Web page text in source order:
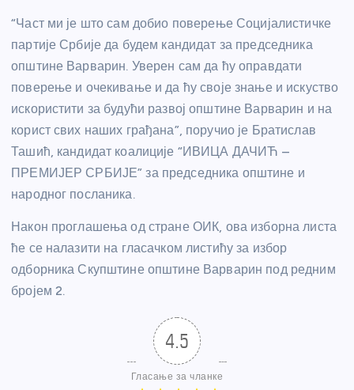
“Част ми је што сам добио поверење Социјалистичке
партије Србије да будем кандидат за председника
општине Варварин. Уверен сам да ћу оправдати
поверење и очекивање и да ћу своје знање и искуство
искористити за будући развој општине Варварин и на
корист свих наших грађана”, поручио је Братислав
Ташић, кандидат коалиције “ИВИЦА ДАЧИЋ –
ПРЕМИЈЕР СРБИЈЕ” за председника општине и
народног посланика.
Након проглашења од стране ОИК, ова изборна листа
ће се налазити на гласачком листићу за избор
одборника Скупштине општине Варварин под редним
бројем 2.
4.5
Гласање за чланке